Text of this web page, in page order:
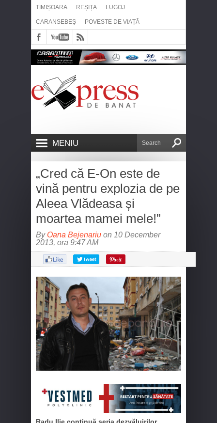
TIMIȘOARA REȘIȚA LUGOJ
CARANSEBEȘ POVESTE DE VIAȚĂ
MENIU
„Cred că E-On este de
vină pentru explozia de pe
Aleea Vlădeasa și
moartea mamei mele!”
By Oana Bejenariu on 10 December
2013, ora 9:47 AM
Radu Ilie continuă seria dezvăluirilor